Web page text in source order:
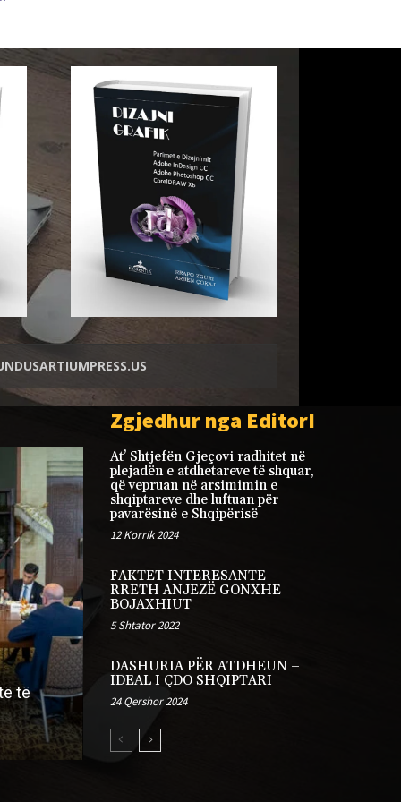
të
Ese: (2) Mendime logjike dhe
filozofike: Në kërkim të
zgjedhjes së nyjeve historike
admin 15 Janar 2026
Zgjedhur nga EditorI
At’ Shtjefën Gjeçovi radhitet në
plejadën e atdhetareve të shquar,
që vepruan në arsimimin e
shqiptareve dhe luftuan për
pavarësinë e Shqipërisë
12 Korrik 2024
FAKTET INTERESANTE
RRETH ANJEZË GONXHE
BOJAXHIUT
5 Shtator 2022
DASHURIA PËR ATDHEUN –
IDEAL I ÇDO SHQIPTARI
24 Qershor 2024